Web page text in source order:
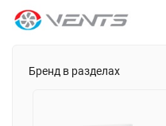
Бренд в разделах